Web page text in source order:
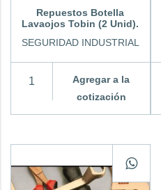
Repuestos Botella
Lavaojos Tobin (2 Unid).
SEGURIDAD INDUSTRIAL
Agregar a la
cotización